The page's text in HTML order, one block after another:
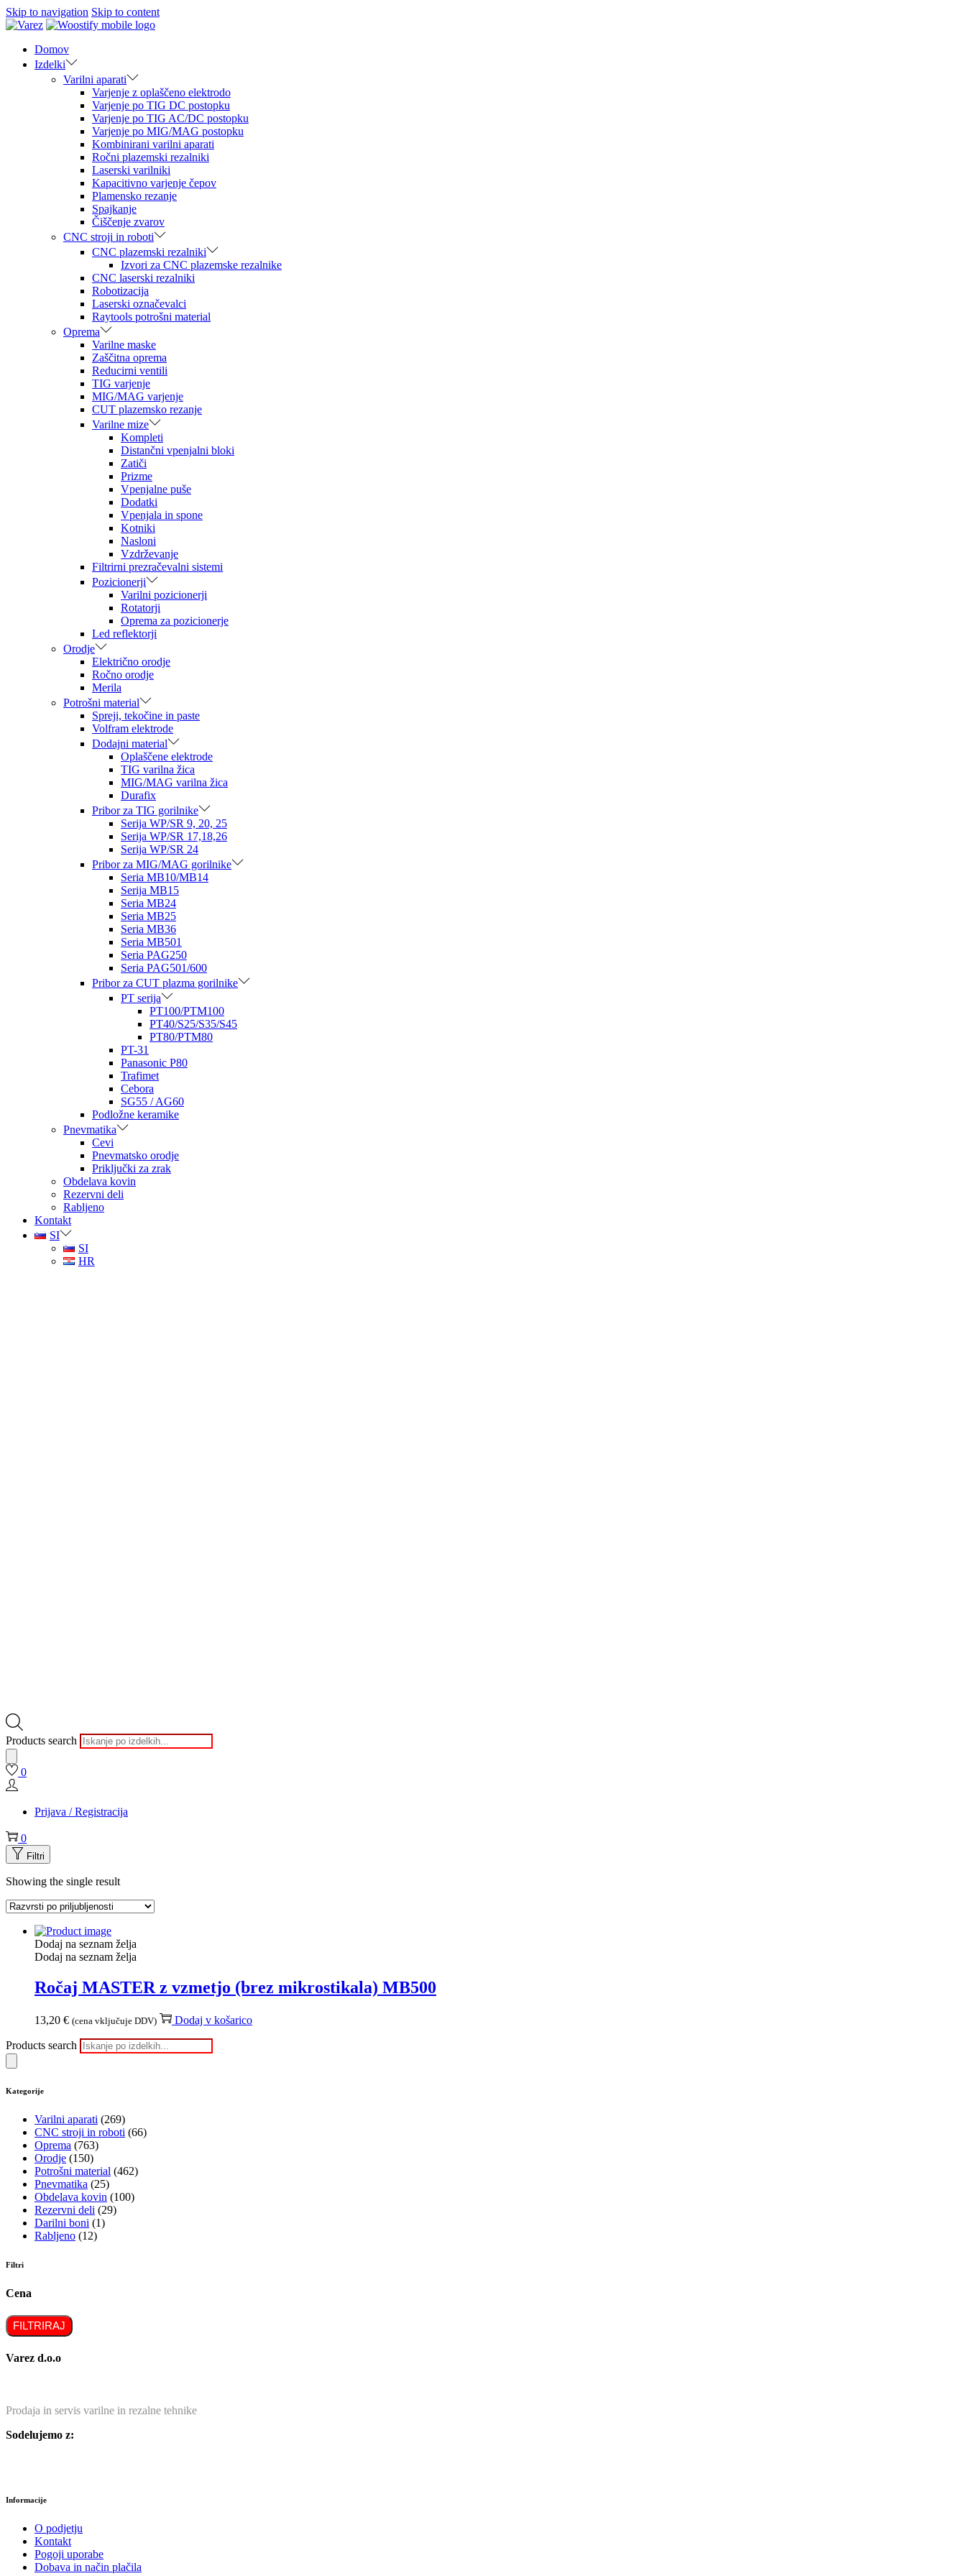
Skip to navigation Skip to content
Domov
Izdelki
Varilni aparati
Varjenje z oplaščeno elektrodo
Varjenje po TIG DC postopku
Varjenje po TIG AC/DC postopku
Varjenje po MIG/MAG postopku
Kombinirani varilni aparati
Ročni plazemski rezalniki
Laserski varilniki
Kapacitivno varjenje čepov
Plamensko rezanje
Spajkanje
Čiščenje zvarov
CNC stroji in roboti
CNC plazemski rezalniki
Izvori za CNC plazemske rezalnike
CNC laserski rezalniki
Robotizacija
Laserski označevalci
Raytools potrošni material
Oprema
Varilne maske
Zaščitna oprema
Reducirni ventili
TIG varjenje
MIG/MAG varjenje
CUT plazemsko rezanje
Varilne mize
Kompleti
Distančni vpenjalni bloki
Zatiči
Prizme
Vpenjalne puše
Dodatki
Vpenjala in spone
Kotniki
Nasloni
Vzdrževanje
Filtrirni prezračevalni sistemi
Pozicionerji
Varilni pozicionerji
Rotatorji
Oprema za pozicionerje
Led reflektorji
Orodje
Električno orodje
Ročno orodje
Merila
Potrošni material
Spreji, tekočine in paste
Volfram elektrode
Dodajni material
Oplaščene elektrode
TIG varilna žica
MIG/MAG varilna žica
Durafix
Pribor za TIG gorilnike
Serija WP/SR 9, 20, 25
Serija WP/SR 17,18,26
Serija WP/SR 24
Pribor za MIG/MAG gorilnike
Seria MB10/MB14
Serija MB15
Seria MB24
Seria MB25
Seria MB36
Seria MB501
Seria PAG250
Seria PAG501/600
Pribor za CUT plazma gorilnike
PT serija
PT100/PTM100
PT40/S25/S35/S45
PT80/PTM80
PT-31
Panasonic P80
Trafimet
Cebora
SG55 / AG60
Podložne keramike
Pnevmatika
Cevi
Pnevmatsko orodje
Priključki za zrak
Obdelava kovin
Rezervni deli
Rabljeno
Kontakt
SI
SI
HR
Products search
0
Prijava / Registracija
0
Filtri
Showing the single result
Dodaj na seznam želja
Dodaj na seznam želja
Ročaj MASTER z vzmetjo (brez mikrostikala) MB500
13,20 € (cena vključuje DDV) Dodaj v košarico
Products search
Kategorije
Varilni aparati (269)
CNC stroji in roboti (66)
Oprema (763)
Orodje (150)
Potrošni material (462)
Pnevmatika (25)
Obdelava kovin (100)
Rezervni deli (29)
Darilni boni (1)
Rabljeno (12)
Filtri
Cena
FILTRIRAJ
Varez d.o.o
Prodaja in servis varilne in rezalne tehnike
Sodelujemo z:
Informacije
O podjetju
Kontakt
Pogoji uporabe
Dobava in način plačila